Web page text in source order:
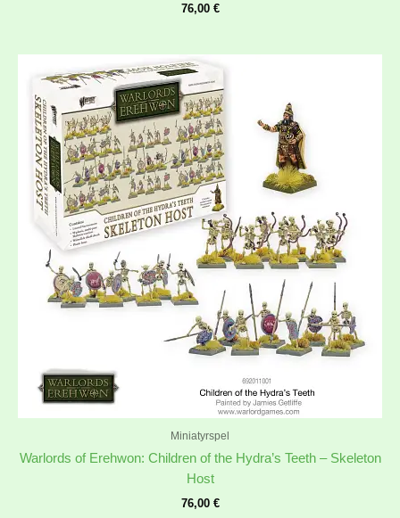
76,00 €
Miniatyrspel
Warlords of Erehwon: Children of the Hydra’s Teeth – Skeleton
Host
76,00 €